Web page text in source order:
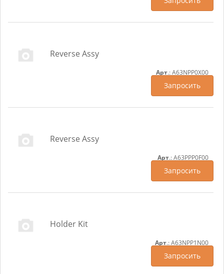
Reverse Assy
Арт.: A63NPP0X00
Запросить
Reverse Assy
Арт.: A63PPP0F00
Запросить
Holder Kit
Арт.: A63NPP1N00
Запросить